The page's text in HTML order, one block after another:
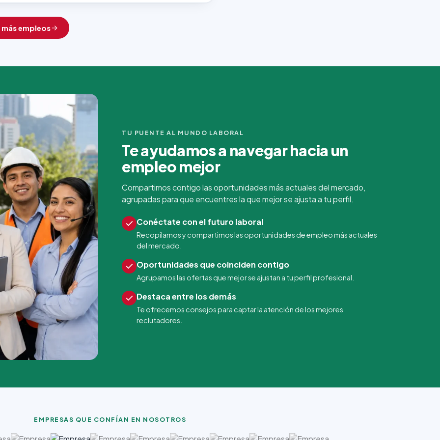
más empleos
TU PUENTE AL MUNDO LABORAL
Te ayudamos a navegar hacia un
empleo mejor
Compartimos contigo las oportunidades más actuales del mercado,
agrupadas para que encuentres la que mejor se ajusta a tu perfil.
Conéctate con el futuro laboral
Recopilamos y compartimos las oportunidades de empleo más actuales
del mercado.
Oportunidades que coinciden contigo
Agrupamos las ofertas que mejor se ajustan a tu perfil profesional.
Destaca entre los demás
Te ofrecemos consejos para captar la atención de los mejores
reclutadores.
EMPRESAS QUE CONFÍAN EN NOSOTROS